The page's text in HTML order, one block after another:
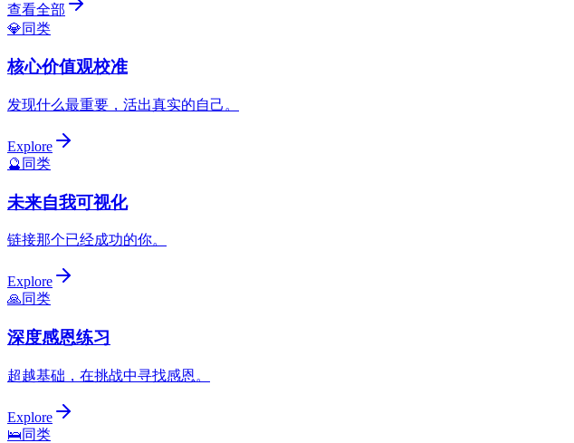
查看全部
💎同类
核心价值观校准
发现什么最重要，活出真实的自己。
Explore
🔮 同类
未来自我可视化
链接那个已经成功的你。
Explore
🙏同类
深度感恩练习
超越基础，在挑战中寻找感恩。
Explore
🛌同类